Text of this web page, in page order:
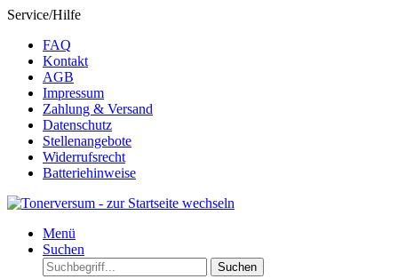
Service/Hilfe
FAQ
Kontakt
AGB
Impressum
Zahlung & Versand
Datenschutz
Stellenangebote
Widerrufsrecht
Batteriehinweise
Menü
Suchen
Suchen